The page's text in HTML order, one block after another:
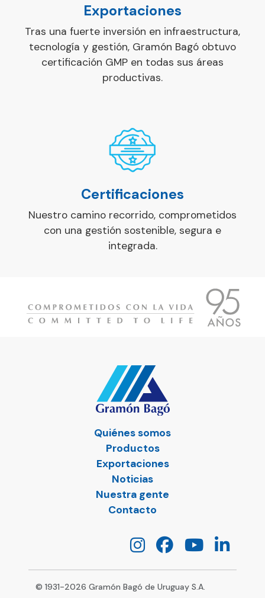
Exportaciones
Tras una fuerte inversión en infraestructura,
tecnología y gestión, Gramón Bagó obtuvo
certificación GMP en todas sus áreas
productivas.
Certificaciones
Nuestro camino recorrido, comprometidos
con una gestión sostenible, segura e
integrada.
Quiénes somos
Productos
Exportaciones
Noticias
Nuestra gente
Contacto
© 1931-2026 Gramón Bagó de Uruguay S.A.